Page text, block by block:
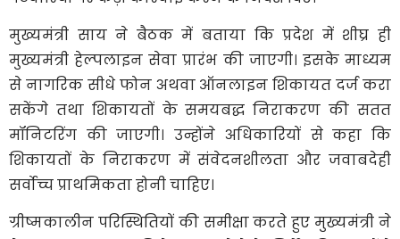
मुख्यमंत्री साय ने बैठक में बताया कि प्रदेश में शीघ्र ही
मुख्यमंत्री हेल्पलाइन सेवा प्रारंभ की जाएगी। इसके माध्यम
से नागरिक सीधे फोन अथवा ऑनलाइन शिकायत दर्ज करा
सकेंगे तथा शिकायतों के समयबद्ध निराकरण की सतत
मॉनिटरिंग की जाएगी। उन्होंने अधिकारियों से कहा कि
शिकायतों के निराकरण में संवेदनशीलता और जवाबदेही
सर्वोच्च प्राथमिकता होनी चाहिए।
ग्रीष्मकालीन परिस्थितियों की समीक्षा करते हुए मुख्यमंत्री ने